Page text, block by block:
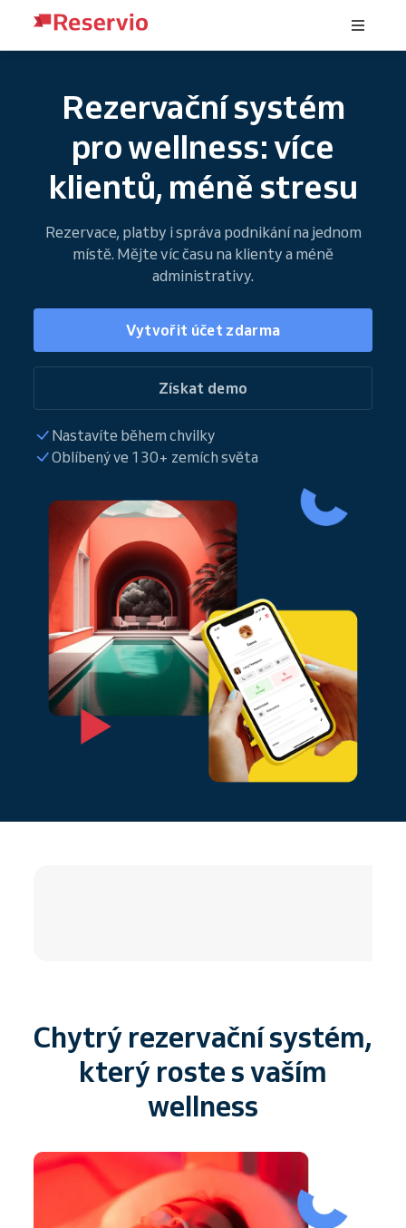
Rezervační systém
pro wellness: více
klientů, méně stresu
Rezervace, platby i správa podnikání na jednom
místě. Mějte víc času na klienty a méně
administrativy.
Vytvořit účet zdarma
Získat demo
Nastavíte během chvilky
Oblíbený ve 130+ zemích světa
Chytrý rezervační systém,
který roste s vaším
wellness